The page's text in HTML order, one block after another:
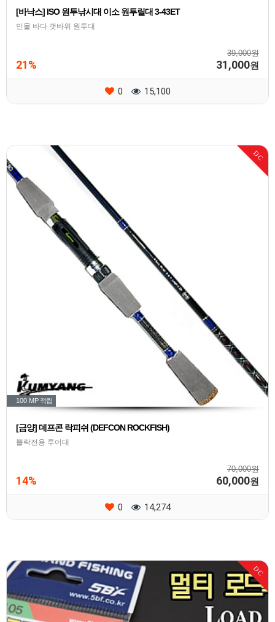
[바낙스] ISO 원투낚시대 이소 원투릴대 3-43ET
민물 바다 갯바위 원투대
39,000원
21% 31,000원
0 15,100
DC
100 MP 적립
[금양] 데프콘 락피쉬 (DEFCON ROCKFISH)
뽈락전용 루어대
70,000원
14% 60,000원
0 14,274
DC